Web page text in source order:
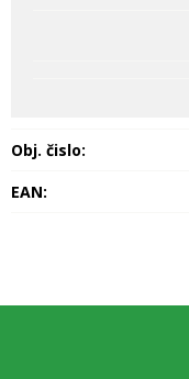
Obj. čislo:
EAN: